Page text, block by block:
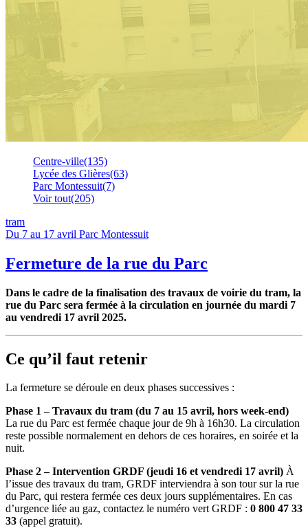
Centre-ville(135)
Lycée des Glières(63)
Parc Montessuit(7)
Voir tout(205)
tram
Du 7 au 17 avril Parc Montessuit
Fermeture de la rue du Parc
Dans le cadre de la finalisation des travaux de voirie du tram, la
rue du Parc sera fermée à la circulation en journée du mardi 7
au vendredi 17 avril 2025.
Ce qu’il faut retenir
La fermeture se déroule en deux phases successives :
Phase 1 – Travaux du tram (du 7 au 15 avril, hors week-end)
La rue du Parc est fermée chaque jour de 9h à 16h30. La circulation
reste possible normalement en dehors de ces horaires, en soirée et la
nuit.
Phase 2 – Intervention GRDF (jeudi 16 et vendredi 17 avril) À
l’issue des travaux du tram, GRDF interviendra à son tour sur la rue
du Parc, qui restera fermée ces deux jours supplémentaires. En cas
d’urgence liée au gaz, contactez le numéro vert GRDF : 0 800 47 33
33 (appel gratuit).